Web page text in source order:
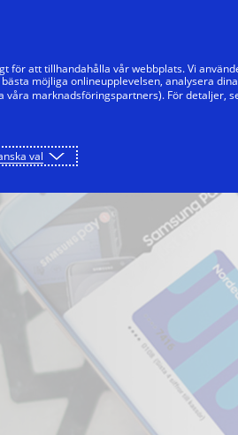
för att tillhandahålla vår webbplats. Vi
möjliga onlineupplevelsen, analysera
marknadsföringspartners). För detaljer,
val